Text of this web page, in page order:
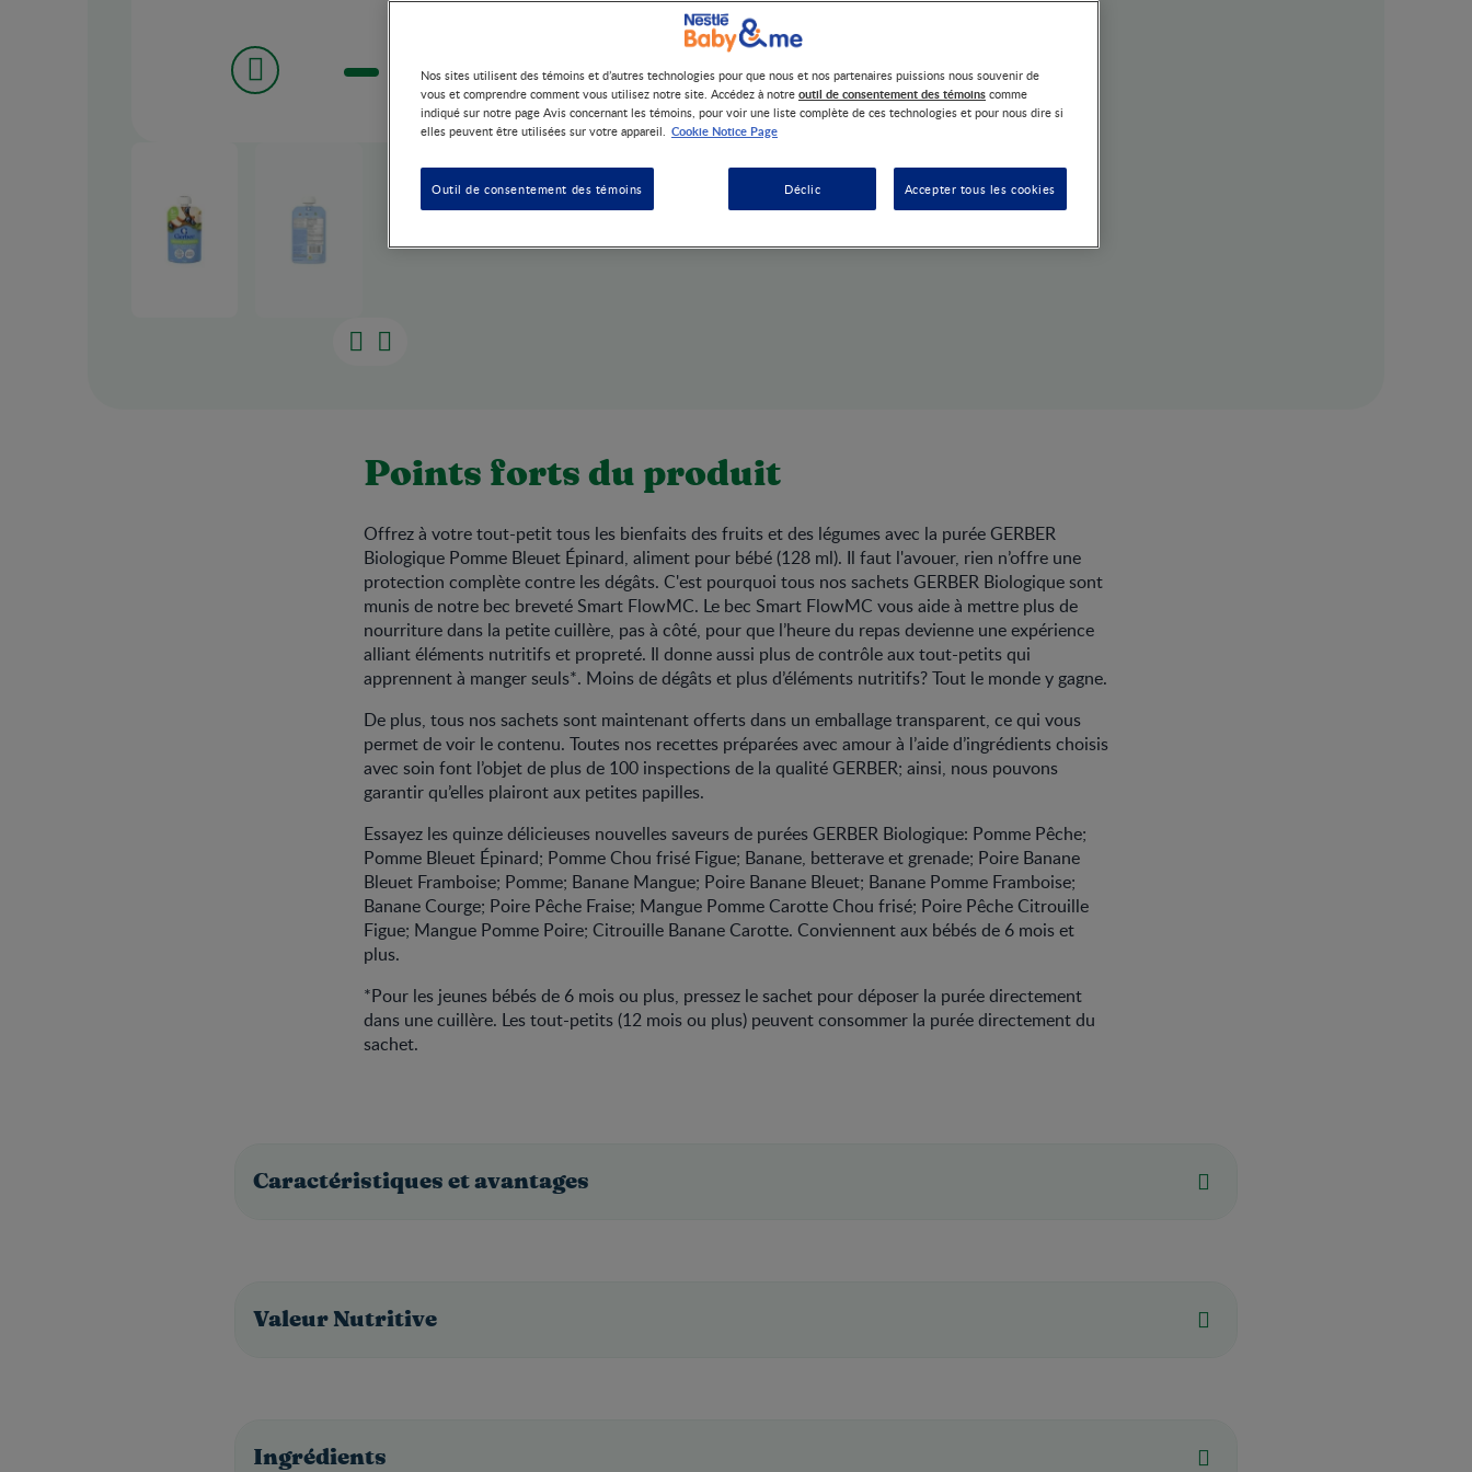
Points forts du produit
Offrez à votre tout-petit tous les bienfaits des fruits et des légumes avec la purée GERBER
Biologique Pomme Bleuet Épinard, aliment pour bébé (128 ml). Il faut l'avouer, rien n’offre une
protection complète contre les dégâts. C'est pourquoi tous nos sachets GERBER Biologique sont
munis de notre bec breveté Smart FlowMC. Le bec Smart FlowMC vous aide à mettre plus de
nourriture dans la petite cuillère, pas à côté, pour que l’heure du repas devienne une expérience
alliant éléments nutritifs et propreté. Il donne aussi plus de contrôle aux tout-petits qui
apprennent à manger seuls*. Moins de dégâts et plus d’éléments nutritifs? Tout le monde y gagne.
De plus, tous nos sachets sont maintenant offerts dans un emballage transparent, ce qui vous
permet de voir le contenu. Toutes nos recettes préparées avec amour à l’aide d’ingrédients choisis
avec soin font l’objet de plus de 100 inspections de la qualité GERBER; ainsi, nous pouvons
garantir qu’elles plairont aux petites papilles.
Essayez les quinze délicieuses nouvelles saveurs de purées GERBER Biologique: Pomme Pêche;
Pomme Bleuet Épinard; Pomme Chou frisé Figue; Banane, betterave et grenade; Poire Banane
Bleuet Framboise; Pomme; Banane Mangue; Poire Banane Bleuet; Banane Pomme Framboise;
Banane Courge; Poire Pêche Fraise; Mangue Pomme Carotte Chou frisé; Poire Pêche Citrouille
Figue; Mangue Pomme Poire; Citrouille Banane Carotte. Conviennent aux bébés de 6 mois et
plus.
*Pour les jeunes bébés de 6 mois ou plus, pressez le sachet pour déposer la purée directement
dans une cuillère. Les tout-petits (12 mois ou plus) peuvent consommer la purée directement du
sachet.
Caractéristiques et avantages
Valeur Nutritive
Ingrédients
Nos sites utilisent des témoins et d’autres technologies pour que nous et nos partenaires puissions nous souvenir de
vous et comprendre comment vous utilisez notre site. Accédez à notre outil de consentement des témoins comme
indiqué sur notre page Avis concernant les témoins, pour voir une liste complète de ces technologies et pour nous dire si
elles peuvent être utilisées sur votre appareil. Cookie Notice Page
Déclic Accepter tous les cookies
Outil de consentement des témoins